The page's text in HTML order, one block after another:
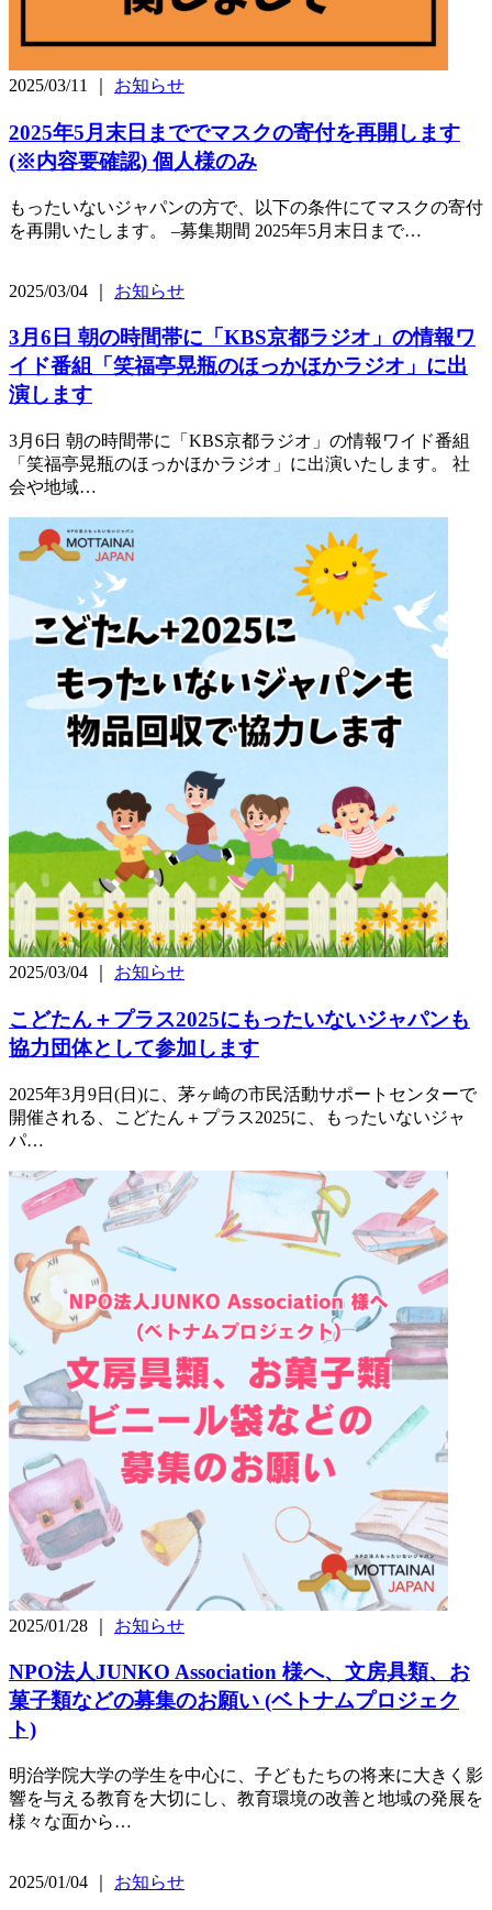
2025/03/11 ｜ お知らせ
2025年5月末日まででマスクの寄付を再開します
(※内容要確認) 個人様のみ
もったいないジャパンの方で、以下の条件にてマスクの寄付
を再開いたします。 –募集期間 2025年5月末日まで…
2025/03/04 ｜ お知らせ
3月6日 朝の時間帯に「KBS京都ラジオ」の情報ワ
イド番組「笑福亭晃瓶のほっかほかラジオ」に出
演します
3月6日 朝の時間帯に「KBS京都ラジオ」の情報ワイド番組
「笑福亭晃瓶のほっかほかラジオ」に出演いたします。 社
会や地域…
2025/03/04 ｜ お知らせ
こどたん＋プラス2025にもったいないジャパンも
協力団体として参加します
2025年3月9日(日)に、茅ヶ崎の市民活動サポートセンターで
開催される、こどたん＋プラス2025に、もったいないジャ
パ…
2025/01/28 ｜ お知らせ
NPO法人JUNKO Association 様へ、文房具類、お
菓子類などの募集のお願い (ベトナムプロジェク
ト)
明治学院大学の学生を中心に、子どもたちの将来に大きく影
響を与える教育を大切にし、教育環境の改善と地域の発展を
様々な面から…
2025/01/04 ｜ お知らせ